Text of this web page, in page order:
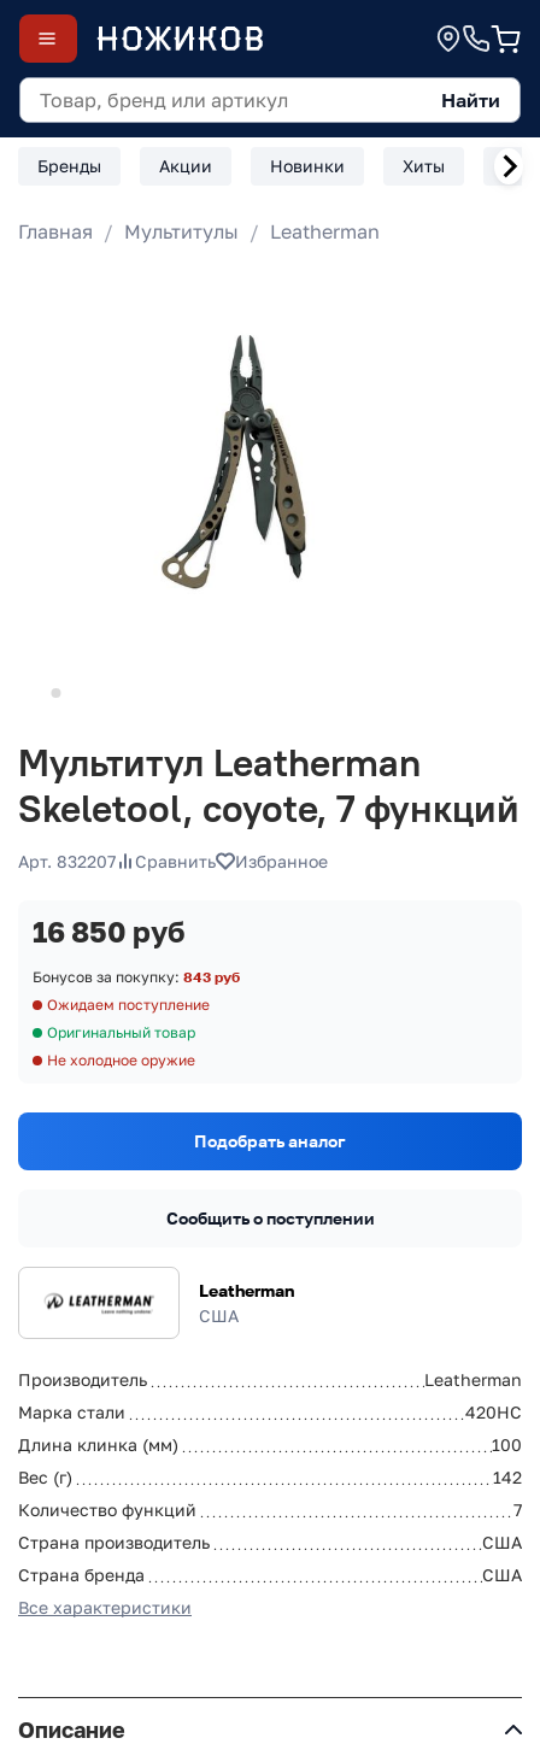
Найти
Бренды Акции Новинки Хиты
Главная Мультитулы Leatherman
Мультитул Leatherman
Skeletool, coyote, 7 функций
Арт. 832207 Сравнить Избранное
Leatherman
США
Производитель
Leatherman
Марка стали
420HC
Длина клинка (мм)
100
Вес (г)
142
Количество функций
7
Страна производитель
США
Страна бренда
США
Все характеристики
16 850 руб
Бонусов за покупку: 843 руб
Ожидаем поступление
Оригинальный товар
Не холодное оружие
Подобрать аналог
Сообщить о поступлении
Описание